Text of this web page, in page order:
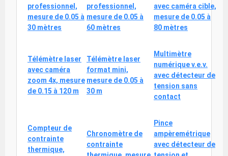
professionnel,
mesure de 0.05 à
30 mètres
professionnel,
mesure de 0.05 à
60 mètres
avec caméra cible,
mesure de 0.05 à
80 mètres
Télémètre laser
avec caméra
zoom 4x, mesure
de 0.15 à 120 m
Télémètre laser
format mini,
mesure de 0.05 à
30 m
Multimètre
numérique v.e.v.
avec détecteur de
tension sans
contact
Compteur de
contrainte
thermique,
Chronomètre de
contrainte
Pince
ampèremétrique
avec détecteur de